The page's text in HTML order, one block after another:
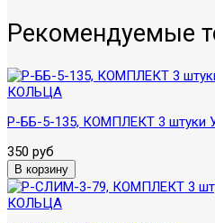
Рекомендуемые
Р-ББ-5-135, КОМПЛЕКТ 3
350 руб